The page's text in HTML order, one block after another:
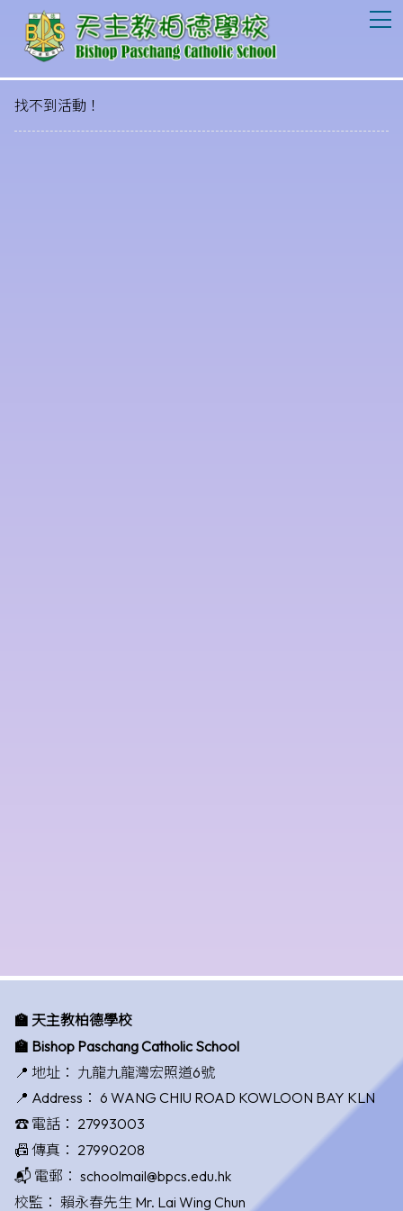
找不到活動！
🏫 天主教柏德學校
🏫 Bishop Paschang Catholic School
📍 地址： 九龍九龍灣宏照道6號
📍 Address： 6 WANG CHIU ROAD KOWLOON BAY KLN
☎️ 電話： 27993003
📠 傳真： 27990208
📬 電郵： schoolmail@bpcs.edu.hk
校監： 賴永春先生 Mr. Lai Wing Chun